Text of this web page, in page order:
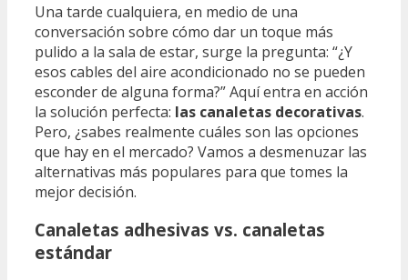
Una tarde cualquiera, en medio de una
conversación sobre cómo dar un toque más
pulido a la sala de estar, surge la pregunta: “¿Y
esos cables del aire acondicionado no se pueden
esconder de alguna forma?” Aquí entra en acción
la solución perfecta: las canaletas decorativas.
Pero, ¿sabes realmente cuáles son las opciones
que hay en el mercado? Vamos a desmenuzar las
alternativas más populares para que tomes la
mejor decisión.
Canaletas adhesivas vs. canaletas
estándar